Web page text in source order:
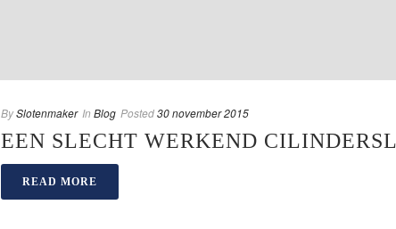
BySlotenmaker In Blog Posted30 november 2015
EEN SLECHT WERKEND
READ MORE